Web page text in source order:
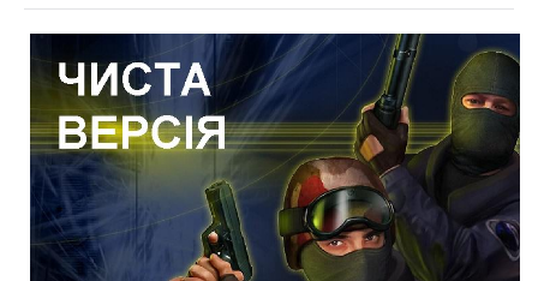
Збірки
гри
Administrator
468
0